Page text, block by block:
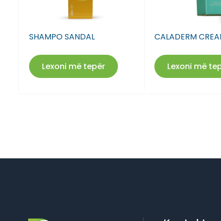
SHAMPO SANDAL
Lexoni më tepër
CALADERM
Lexoni më